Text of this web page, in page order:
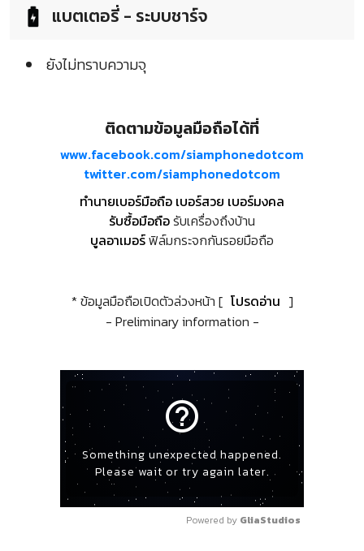
แบตเตอรี่ - ระบบชาร์จ
ยังไม่ทราบความจุ
ติดตามข้อมูลมือถือได้ที่
www.facebook.com/siamphonedotcom
twitter.com/siamphonedotcom
ทำนายเบอร์มือถือ เบอร์สวย เบอร์มงคล
รับซื้อมือถือรับเครื่องถึงบ้าน
บูลอาเมอร์ฟิล์มกระจกกันรอยมือถือ
* ข้อมูลมือถือเปิดตัวล่วงหน้า [ โปรดอ่าน ]
- Preliminary information -
help_outline
Something unexpected happened.
Please wait or try again later.
Powered by GliaStudios